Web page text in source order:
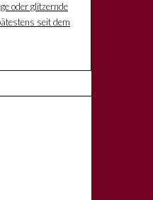
oder glitzernde
seit dem